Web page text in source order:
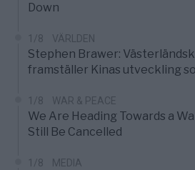
Down
1/8 VÄRLDEN
Stephen Brawer:
framställer Kinas utveckling
1/8 WAR & PEACE
We Are Heading Towards a
Still Be Cancelled
1/8 MEDIA